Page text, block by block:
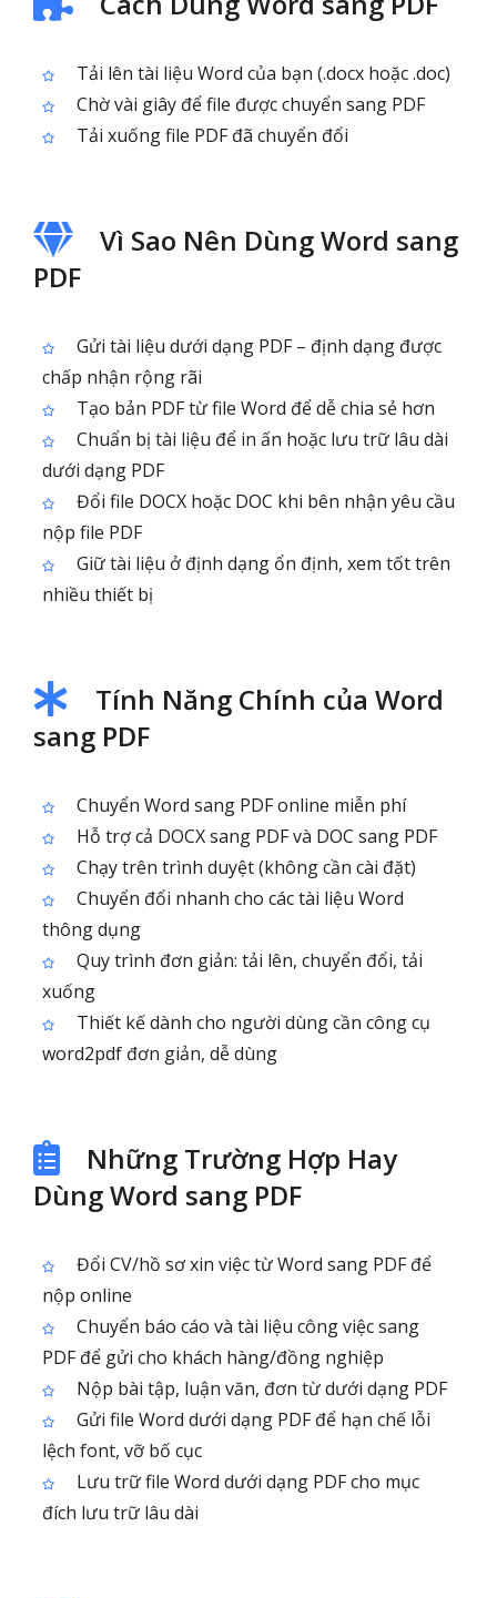
Tải lên tài liệu Word của bạn (.docx hoặc .doc)
Chờ vài giây để file được chuyển sang PDF
Tải xuống file PDF đã chuyển đổi
Vì Sao Nên Dùng Word sang
PDF
Gửi tài liệu dưới dạng PDF – định dạng được
chấp nhận rộng rãi
Tạo bản PDF từ file Word để dễ chia sẻ hơn
Chuẩn bị tài liệu để in ấn hoặc lưu trữ lâu dài
dưới dạng PDF
Đổi file DOCX hoặc DOC khi bên nhận yêu cầu
nộp file PDF
Giữ tài liệu ở định dạng ổn định, xem tốt trên
nhiều thiết bị
Tính Năng Chính của Word
sang PDF
Chuyển Word sang PDF online miễn phí
Hỗ trợ cả DOCX sang PDF và DOC sang PDF
Chạy trên trình duyệt (không cần cài đặt)
Chuyển đổi nhanh cho các tài liệu Word
thông dụng
Quy trình đơn giản: tải lên, chuyển đổi, tải
xuống
Thiết kế dành cho người dùng cần công cụ
word2pdf đơn giản, dễ dùng
Những Trường Hợp Hay
Dùng Word sang PDF
Đổi CV/hồ sơ xin việc từ Word sang PDF để
nộp online
Chuyển báo cáo và tài liệu công việc sang
PDF để gửi cho khách hàng/đồng nghiệp
Nộp bài tập, luận văn, đơn từ dưới dạng PDF
Gửi file Word dưới dạng PDF để hạn chế lỗi
lệch font, vỡ bố cục
Lưu trữ file Word dưới dạng PDF cho mục
đích lưu trữ lâu dài